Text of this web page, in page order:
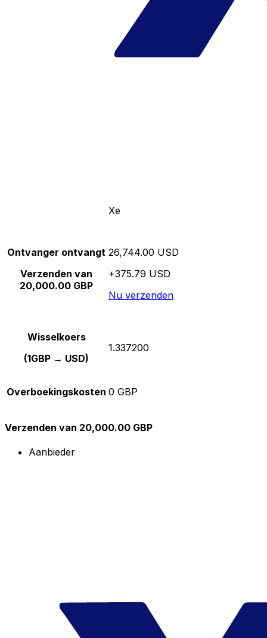
Xe
Ontvanger ontvangt
Verzenden van
20,000.00 GBP
26,744.00 USD
+375.79 USD
Nu verzenden
Wisselkoers
(1GBP → USD)
1.337200
Overboekingskosten 0 GBP
Verzenden van 20,000.00 GBP
Aanbieder